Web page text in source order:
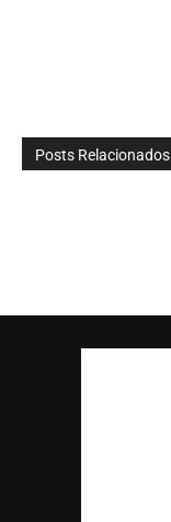
Posts Relacionados